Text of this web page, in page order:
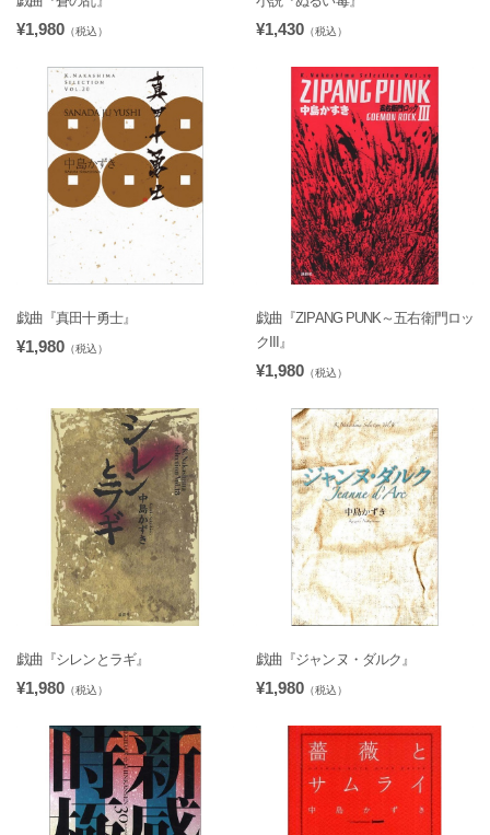
¥1,980 （税込） ¥1,430 （税込）
戯曲『真田十勇士』
¥1,980 （税込）
戯曲『ZIPANG PUNK～五右衛門ロッ
クIII』
¥1,980 （税込）
戯曲『シレンとラギ』
¥1,980 （税込）
戯曲『ジャンヌ・ダルク』
¥1,980 （税込）